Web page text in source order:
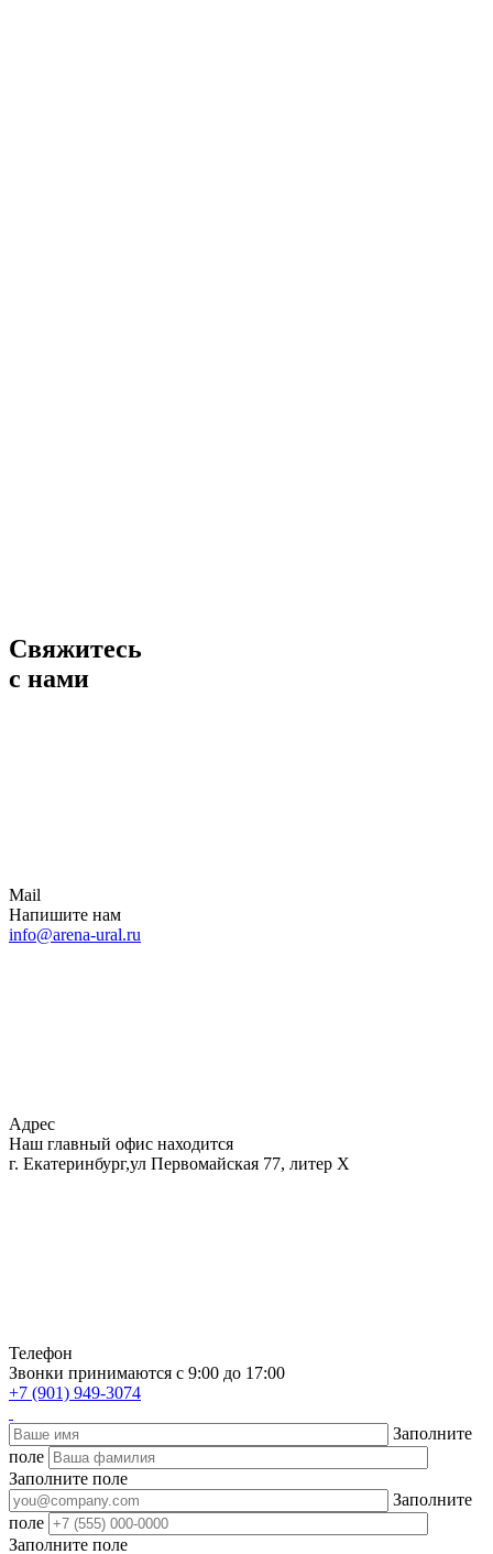
Свяжитесь
с нами
Mail
Напишите нам
info@arena-ural.ru
Адрес
Наш главный офис находится
г. Екатеринбург,ул Первомайская 77, литер Х
Телефон
Звонки принимаются с 9:00 до 17:00
+7 (901) 949-3074
Заполните
поле
Заполните поле
Заполните
поле
Заполните поле